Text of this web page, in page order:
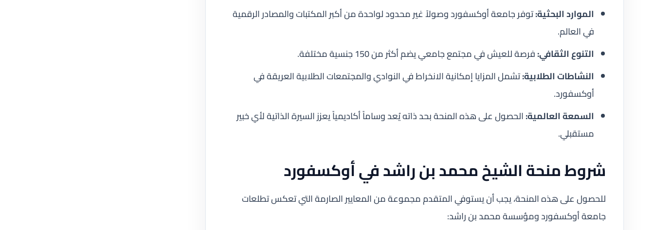
الموارد البحثية:توفر جامعة أوكسفورد وصولاً غير محدود لواحدة من أكبر المكتبات والمصادر الرقمية
في العالم.
التنوع الثقافي:فرصة للعيش في مجتمع جامعي يضم أكثر من 150 جنسية مختلفة.
النشاطات الطلابية:تشمل المزايا إمكانية الانخراط في النوادي والمجتمعات الطلابية العريقة في
أوكسفورد.
السمعة العالمية:الحصول على هذه المنحة بحد ذاته يُعد وساماً أكاديمياً يعزز السيرة الذاتية لأي خبير
مستقبلي.
شروط منحة الشيخ محمد بن راشد في أوكسفورد
للحصول على هذه المنحة، يجب أن يستوفي المتقدم مجموعة من المعايير الصارمة التي تعكس تطلعات
جامعة أوكسفورد ومؤسسة محمد بن راشد: